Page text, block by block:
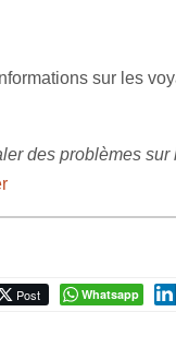
sur les
des problèmes sur
Post Whatsapp